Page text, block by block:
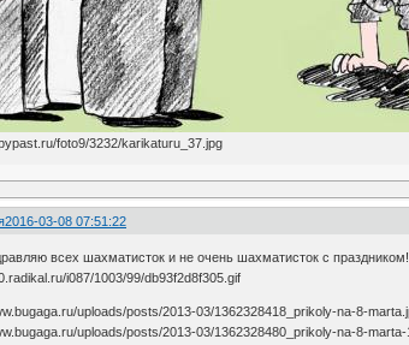
2016-03-08 07:51:22
всех шахматисток и не очень шахматисток с праздником!